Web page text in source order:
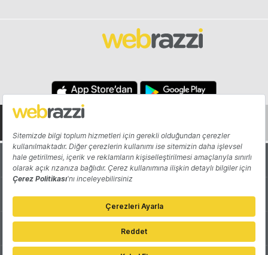
Hakkında Yazarlar
Katkıda Bulun Reklam